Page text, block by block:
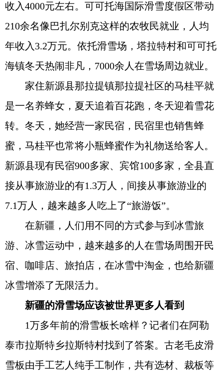
收入4000元左右。可可托海国际滑雪度假区带动
210余名像巴扎尔别克这样的农牧民就业，人均
年收入3.2万元。依托滑雪场，塔拉特村和可可托
海镇冬天热闹非凡，7000余人在雪场周边就业。
家住新源县那拉提镇那拉提社区的马桂平就
是一名养蜂女，夏天追着百花跑，冬天迎着雪花
转。冬天，她经营一家民宿，民宿里也销售蜂
蜜，马桂平也常将小瓶蜂蜜作为礼物送给客人。
新源县现有民宿900多家、宾馆100多家，全县直
接从事旅游业的有1.3万人，间接从事旅游业的
7.1万人，越来越多人吃上了“旅游饭”。
在新疆，人们用不同的方式参与到冰雪旅
游、冰雪运动中，越来越多的人在雪场周围开民
宿、咖啡店、旅拍店，在冰雪中淘金，也给新疆
冰雪增添了无限活力。
新疆的滑雪场应该被世界更多人看到
1万多年前的滑雪板长啥样？记者们在阿勒
泰市拉斯特乡拉斯特村找到了答案。古老毛皮滑
雪板由手工艺人纯手工制作，共有选材、裁板等